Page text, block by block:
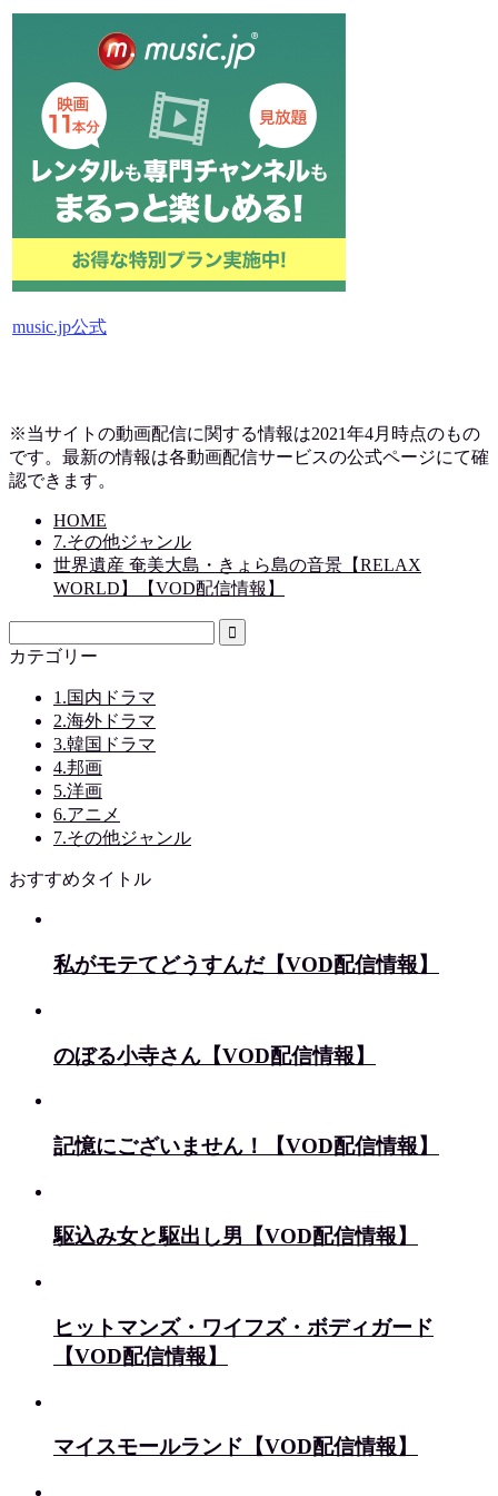
music.jp公式
※当サイトの動画配信に関する情報は2021年4月時点のもの
です。最新の情報は各動画配信サービスの公式ページにて確
認できます。
HOME
7.その他ジャンル
世界遺産 奄美大島・きょら島の音景【RELAX
WORLD】【VOD配信情報】
カテゴリー
1.国内ドラマ
2.海外ドラマ
3.韓国ドラマ
4.邦画
5.洋画
6.アニメ
7.その他ジャンル
おすすめタイトル
私がモテてどうすんだ【VOD配信情報】
のぼる小寺さん【VOD配信情報】
記憶にございません！【VOD配信情報】
駆込み女と駆出し男【VOD配信情報】
ヒットマンズ・ワイフズ・ボディガード
【VOD配信情報】
マイスモールランド【VOD配信情報】